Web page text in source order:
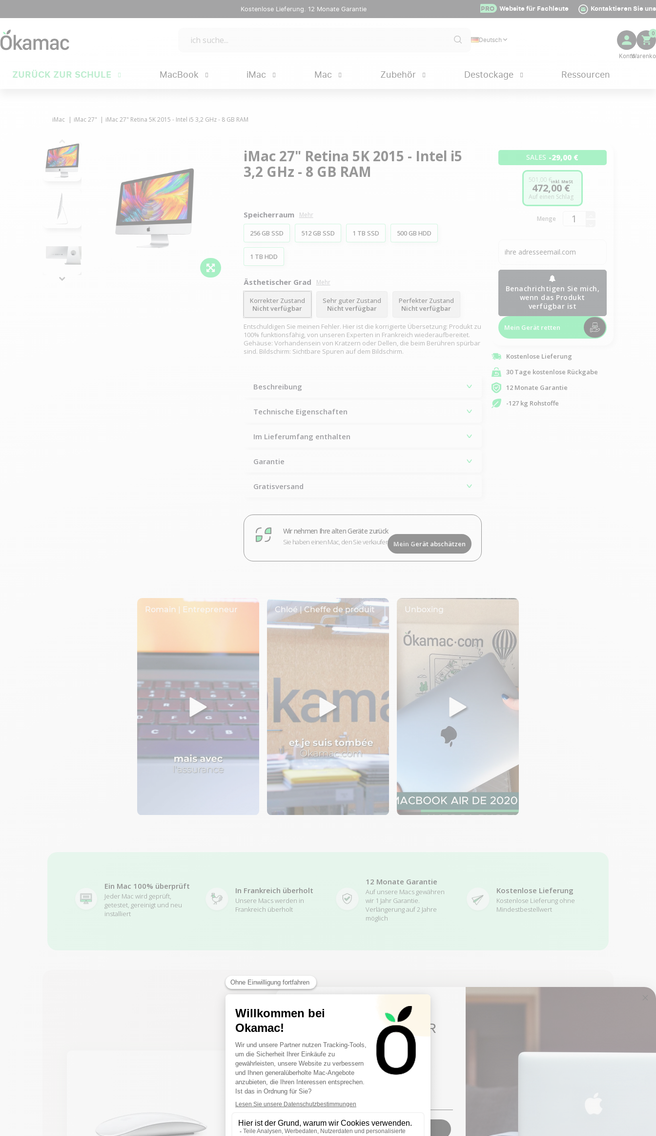
Kostenlose Lieferung. 12 Monate Garantie PRO Website für Fachleute Kontaktieren Sie uns
Deutsch
0
ZURÜCK ZUR SCHULE MacBook iMac Mac Zubehör Destockage Ressourcen
iMac iMac 27" iMac 27" Retina 5K 2015 - Intel i5 3,2 GHz - 8 GB RAM
iMac 27" Retina 5K 2015 - Intel i5
3,2 GHz - 8 GB RAM
Speicherraum Mehr
256 GB SSD 512 GB SSD 1 TB SSD 500 GB HDD
1 TB HDD
Ästhetischer Grad Mehr
Korrekter Zustand
Nicht verfügbar
Sehr guter Zustand
Nicht verfügbar
Perfekter Zustand
Nicht verfügbar
Entschuldigen Sie meinen Fehler. Hier ist die korrigierte Übersetzung: Produkt zu
100% funktionsfähig, von unseren Experten in Frankreich wiederaufbereitet.
Gehäuse: Vorhandensein von Kratzern oder Dellen, die beim Berühren spürbar
sind. Bildschirm: Sichtbare Spuren auf dem Bildschirm.
Beschreibung
Technische Eigenschaften
Im Lieferumfang enthalten
Garantie
Gratisversand
Wir nehmen Ihre alten Geräte zurück
Sie haben einen Mac, den Sie verkaufen möchten?Mein Gerät abschätzen
SALES -29,00 €
501,00 €
472,00 €
inkl. MwSt.
Auf einen Schlag
Menge
Benachrichtigen Sie mich,
wenn das Produkt
verfügbar ist
Mein Gerät retten
Kostenlose Lieferung
30 Tage kostenlose Rückgabe
12 Monate Garantie
-127 kg Rohstoffe
Ein Mac 100% überprüft
Jeder Mac wird geprüft,
getestet, gereinigt und neu
installiert
In Frankreich überholt
Unsere Macs werden in
Frankreich überholt
12 Monate Garantie
Auf unsere Macs gewähren
wir 1 Jahr Garantie.
Verlängerung auf 2 Jahre
möglich
Kostenlose Lieferung
Kostenlose Lieferung ohne
Mindestbestellwert
Related Products
10€ FREE ON YOUR
FIRST ORDER
Sign up to receive your discount.
SIGN ME UP!